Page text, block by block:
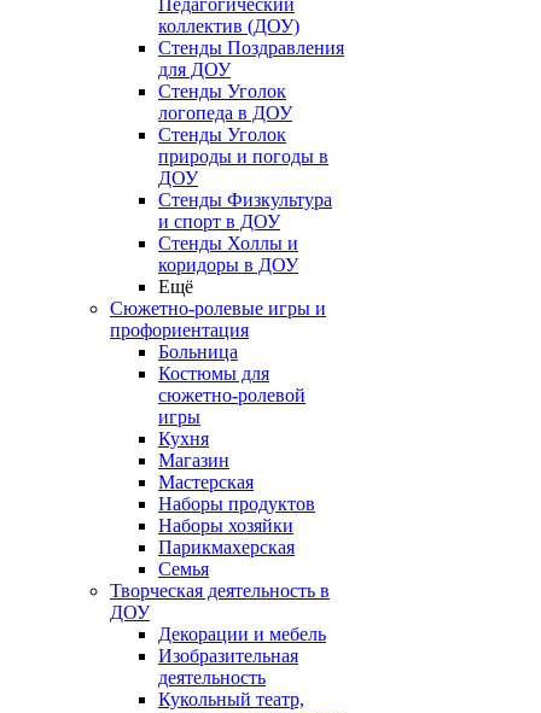
Педагогический
коллектив (ДОУ)
Стенды Поздравления
для ДОУ
Стенды Уголок
логопеда в ДОУ
Стенды Уголок
природы и погоды в
ДОУ
Стенды Физкультура
и спорт в ДОУ
Стенды Холлы и
коридоры в ДОУ
Ещё
Сюжетно-ролевые игры и
профориентация
Больница
Костюмы для
сюжетно-ролевой
игры
Кухня
Магазин
Мастерская
Наборы продуктов
Наборы хозяйки
Парикмахерская
Семья
Творческая деятельность в
ДОУ
Декорации и мебель
Изобразительная
деятельность
Кукольный театр,